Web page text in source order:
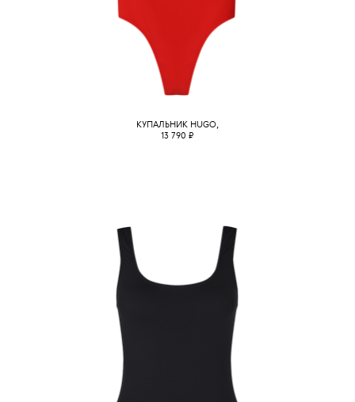
КУПАЛЬНИК HUGO,
13 790 ₽